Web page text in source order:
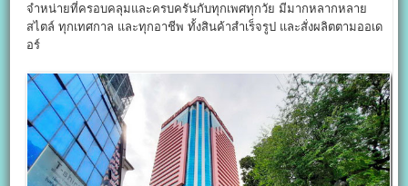
จำหน่ายที่ครอบคลุมและครบครันกับทุกเพศทุกวัย มีมากหลากหลาย
สไตล์ ทุกเทศกาล และทุกอาชีพ ทั้งสินค้าสำเร็จรูป และสั่งผลิตตามออเด
อร์